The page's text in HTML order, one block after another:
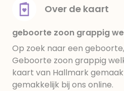
Over de kaart
geboorte zoon grappig
Op zoek naar een
Geboorte zoon grappig
kaart van Hallmark
gemakkelijk bij ons online.